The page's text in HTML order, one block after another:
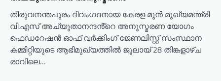
തിരുവനന്തപുരം ദിവംഗദനായ കേരള മുൻ മുഖ്യമന്ത്രി
വി.എസ് അച്യുതാനന്ദൻ്റെ അനുസ്മരണ യോഗം
ഫെഡറേഷൻ ഓഫ് വർക്കിംഗ് ജേണലിസ്റ്റ് സംസ്ഥാന
കമ്മിറ്റിയുടെ ആഭിമുഖ്യത്തിൽ ജൂലായ് 28 തിങ്കളാഴ്ച
രാവിലെ…